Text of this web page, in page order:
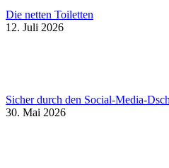
Die netten Toiletten
12. Juli 2026
Sicher durch den Social-Media-
30. Mai 2026